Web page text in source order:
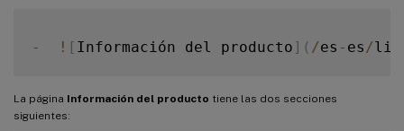
- ! [ Información del producto ] ( /es - es /
La página Información del producto tiene las dos secciones
siguientes: